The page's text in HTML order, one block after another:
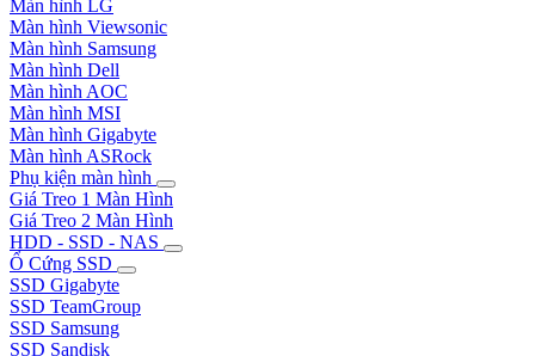
Màn hình LG
Màn hình Viewsonic
Màn hình Samsung
Màn hình Dell
Màn hình AOC
Màn hình MSI
Màn hình Gigabyte
Màn hình ASRock
Phụ kiện màn hình
Giá Treo 1 Màn Hình
Giá Treo 2 Màn Hình
HDD - SSD - NAS
Ổ Cứng SSD
SSD Gigabyte
SSD TeamGroup
SSD Samsung
SSD Sandisk